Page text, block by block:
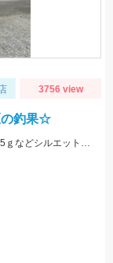
3756 view
の釣果☆
御前崎港第十五増福丸さんに乗船。TGベイト30ｇ・45ｇなどシルエットの小さいジグに好反応♪